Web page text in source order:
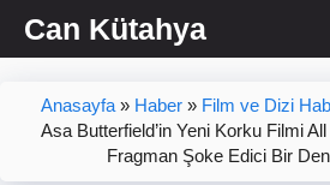
İçeriğe
atlaCan Kütahya
Anasayfa» Haber» Film ve Dizi
Asa Butterfield’in Yeni Korku Filmi
Fragman Şoke Edici Bir